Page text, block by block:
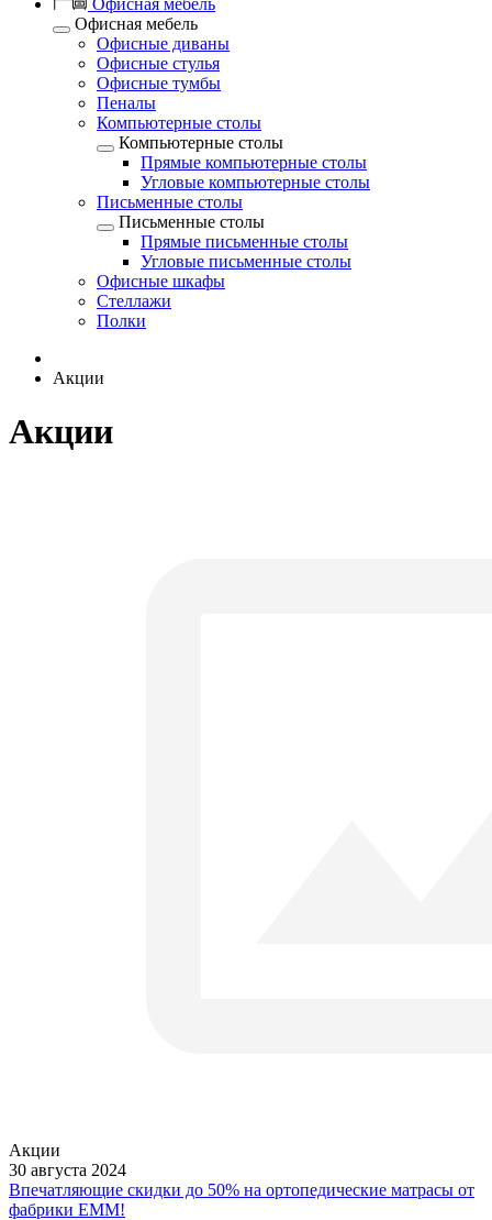
Офисная мебель
Офисная мебель
Офисные диваны
Офисные стулья
Офисные тумбы
Пеналы
Компьютерные столы
Компьютерные столы
Прямые компьютерные столы
Угловые компьютерные столы
Письменные столы
Письменные столы
Прямые письменные столы
Угловые письменные столы
Офисные шкафы
Стеллажи
Полки
Акции
Акции
Акции
30 августа 2024
Впечатляющие скидки до 50% на ортопедические матрасы от
фабрики ЕММ!